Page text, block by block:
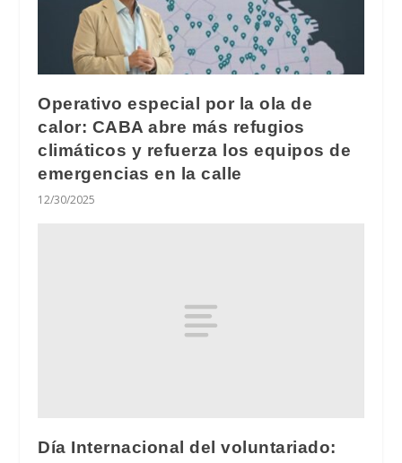
Operativo especial por la ola de
calor: CABA abre más refugios
climáticos​ y refuerza los equipos de
emergencias en la calle
12/30/2025
Día Internacional del voluntariado: